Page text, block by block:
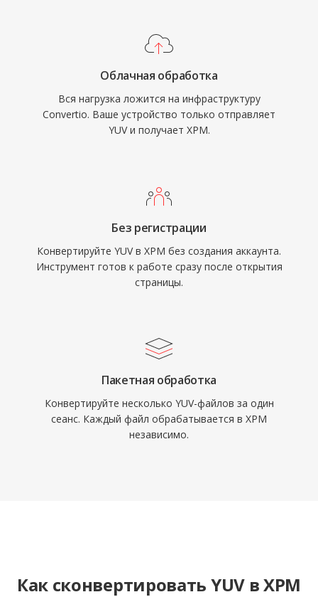
Облачная обработка
Вся нагрузка ложится на инфраструктуру
Convertio. Ваше устройство только отправляет
YUV и получает XPM.
Без регистрации
Конвертируйте YUV в XPM без создания аккаунта.
Инструмент готов к работе сразу после открытия
страницы.
Пакетная обработка
Конвертируйте несколько YUV-файлов за один
сеанс. Каждый файл обрабатывается в XPM
независимо.
Как сконвертировать YUV в XPM